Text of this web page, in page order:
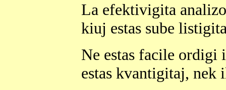
La efektivigita
kiuj estas sube
Ne estas facile
estas kvantigitaj, nek